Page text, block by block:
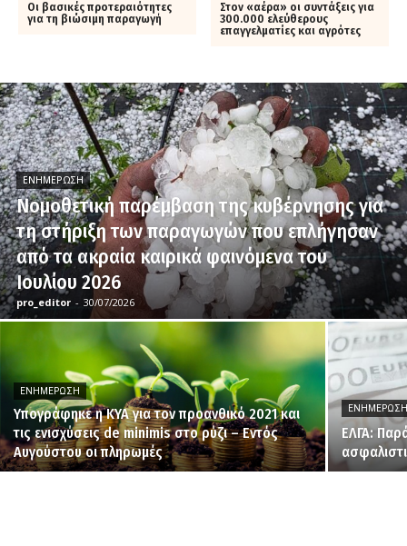
Οι βασικές προτεραιότητες
για τη βιώσιμη παραγωγή
Στον «αέρα» οι συντάξεις για
300.000 ελεύθερους
επαγγελματίες και αγρότες
ΕΝΗΜΈΡΩΣΗ
Νομοθετική παρέμβαση της κυβέρνησης για
τη στήριξη των παραγωγών που επλήγησαν
από τα ακραία καιρικά φαινόμενα του
Ιουλίου 2026
pro_editor - 30/07/2026
ΕΝΗΜΈΡΩΣΗ
Υπογράφηκε η ΚΥΑ για τον προανθικό 2021 και
τις ενισχύσεις de minimis στο ρύζι – Εντός
Αυγούστου οι πληρωμές
ΕΛΓΑ: